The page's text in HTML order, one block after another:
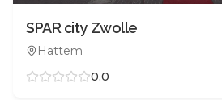
SPAR city Zwolle
Hattem
0.0